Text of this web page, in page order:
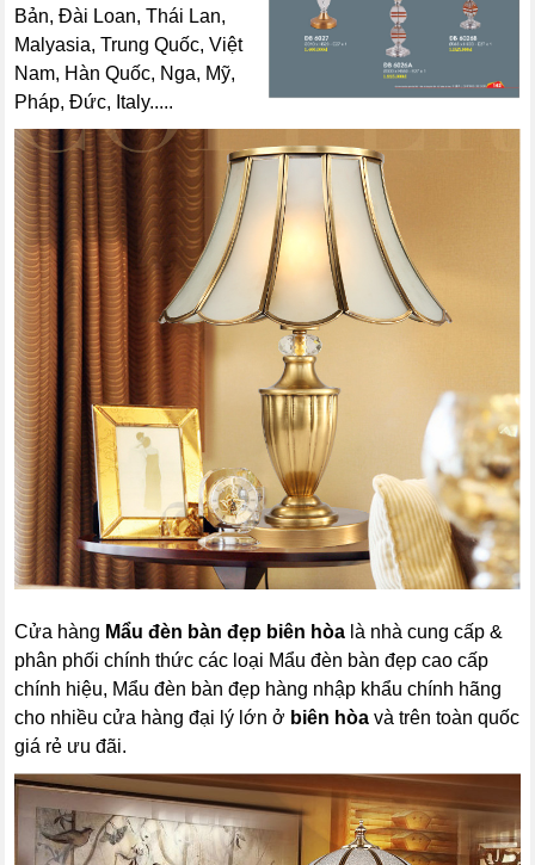
Bản, Đài Loan, Thái Lan,
Malyasia, Trung Quốc, Việt
Nam, Hàn Quốc, Nga, Mỹ,
Pháp, Đức, Italy.....
Cửa hàng Mẩu đèn bàn đẹp biên hòa là nhà cung cấp &
phân phối chính thức các loại Mẩu đèn bàn đẹp cao cấp
chính hiệu, Mẩu đèn bàn đẹp hàng nhập khẩu chính hãng
cho nhiều cửa hàng đại lý lớn ở biên hòa và trên toàn quốc
giá rẻ ưu đãi.